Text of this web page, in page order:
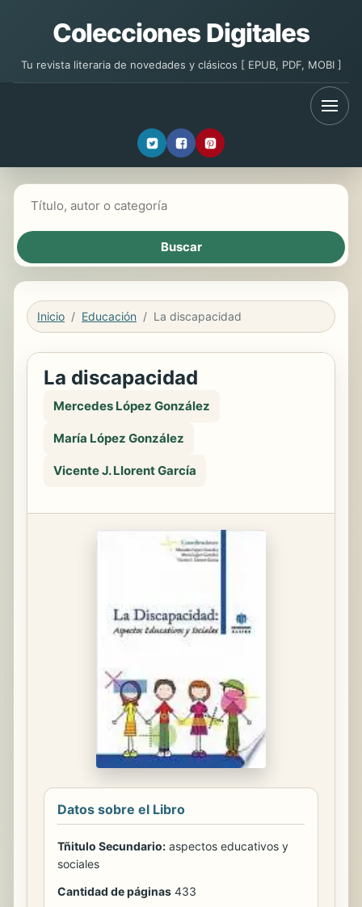
Colecciones Digitales
Tu revista literaria de novedades y clásicos [ EPUB, PDF, MOBI ]
Inicio Educación La discapacidad
La discapacidad
Mercedes López González
María López González
Vicente J. Llorent García
Datos sobre el Libro
Tñitulo Secundario: aspectos educativos y
sociales
Cantidad de páginas 433